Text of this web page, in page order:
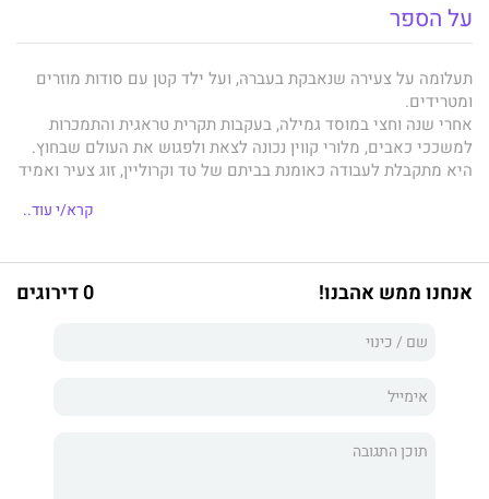
על הספר
תעלומה על צעירה שנאבקת בעברהּ, ועל ילד קטן עם סודות מוזרים
ומטרידים.
אחרי שנה וחצי במוסד גמילה, בעקבות תקרית טראגית והתמכרות
למשככי כאבים, מלורי קווין נכונה לצאת ולפגוש את העולם שבחוץ.
היא מתקבלת לעבודה כאומנת בביתם של טד וקרוליין, זוג צעיר ואמיד
מלורי מתאהבת בעבודה ובטדי — ילד מתוק וביישן שלוקח איתו לכל
ארנבת, בלונים, עצים. אבל אט־אט הם נעשים קודרים ומאיימים יותר,
וגם מפורטים ומורכבים יותר. מה לילד בן חמש ולציור של גבר גורר
גופת אישה ביער?
מלורי מתחילה לחשוד שטדי מתַקשר עם כוחות אחרים, אפלים,
שמנסים להוביל אל פתרון רצח מן העבר. אבל מי יאמין לאומנת
יחד עם מעצב נוף אטרקטיבי ושכנה אקסצנטרית, מלורי יוצאת לפענח
לפני שיהיה מאוחר מדי.
קרא/י עוד..
אנחנו ממש אהבנו! 0 דירוגים